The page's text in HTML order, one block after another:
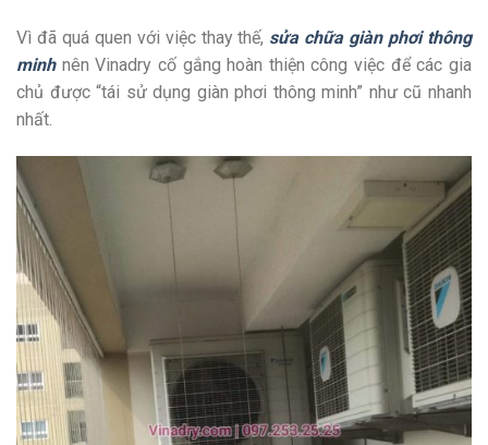
Vì đã quá quen với việc thay thế, sửa chữa giàn phơi thông
minhnên Vinadry cố gắng hoàn thiện công việc để các gia
chủ được “tái sử dụng giàn phơi thông minh” như cũ nhanh
nhất.